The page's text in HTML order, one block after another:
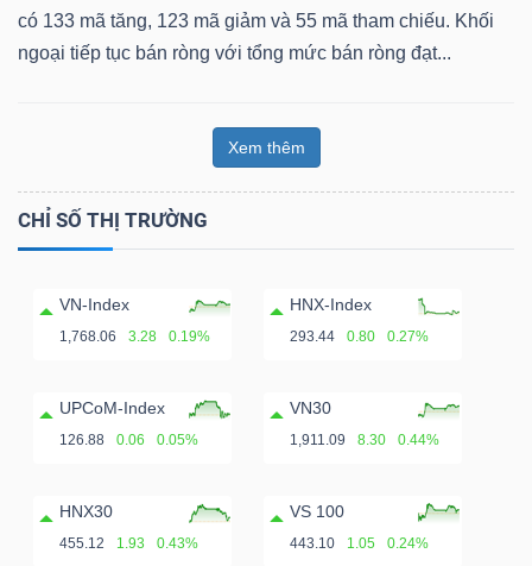
có 133 mã tăng, 123 mã giảm và 55 mã tham chiếu. Khối
ngoại tiếp tục bán ròng với tổng mức bán ròng đạt...
Xem thêm
CHỈ SỐ THỊ TRƯỜNG
VN-Index
1,768.06 3.28 0.19%
HNX-Index
293.44 0.80 0.27%
UPCoM-Index
126.88 0.06 0.05%
VN30
1,911.09 8.30 0.44%
HNX30
455.12 1.93 0.43%
VS 100
443.10 1.05 0.24%